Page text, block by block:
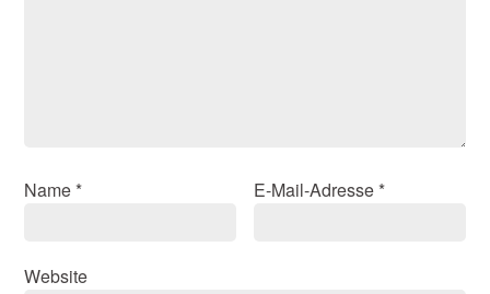
Name * E-Mail-Adresse *
Website